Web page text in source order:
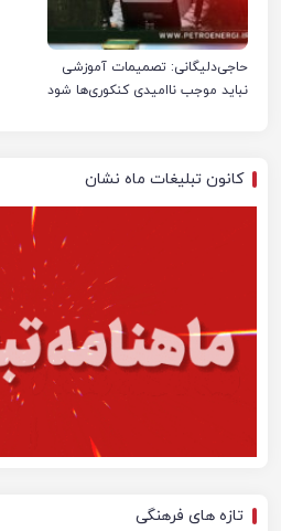
حاجی‌دلیگانی: تصمیمات آموزشی
نباید موجب ناامیدی کنکوری‌ها شود
کانون تبلیغات ماه نشان
تازه های فرهنگی